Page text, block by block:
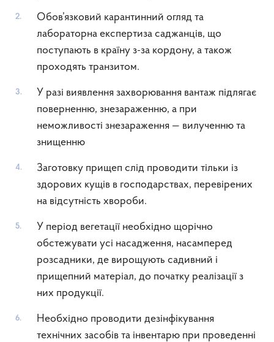
Обов’язковий карантинний огляд та
лабораторна експертиза саджанців, що
поступають в країну з-за кордону, а також
проходять транзитом.
У разі виявлення захворювання вантаж підлягає
поверненню, знезараженню, а при
неможливості знезараження — вилученню та
знищенню
Заготовку прищеп слід проводити тільки із
здорових кущів в господарствах, перевірених
на відсутність хвороби.
У період вегетації необхідно щорічно
обстежувати усі насадження, насамперед
розсадники, де вирощують садивний і
прищепний матеріал, до початку реалізації з
них продукції.
Необхідно проводити дезінфікування
технічних засобів та інвентарю при проведенні